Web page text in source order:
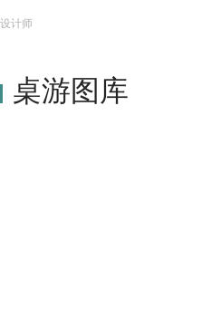
设计师
桌游图库